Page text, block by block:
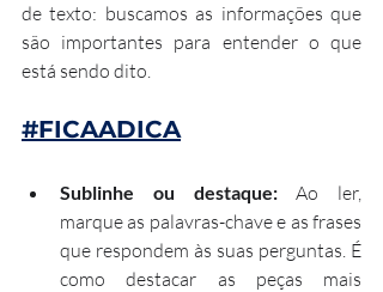
de texto: buscamos as informações que
são importantes para entender o que
está sendo dito.
#FICAADICA
Sublinhe ou destaque: Ao ler,
marque as palavras-chave e as frases
que respondem às suas perguntas. É
como destacar as peças mais